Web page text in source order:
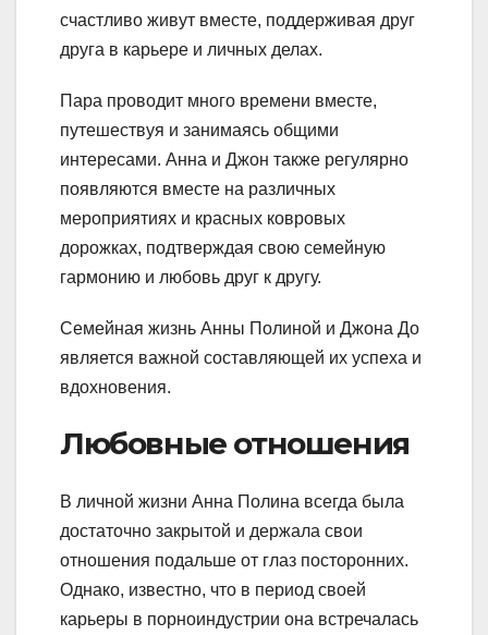
счастливо живут вместе, поддерживая друг
друга в карьере и личных делах.
Пара проводит много времени вместе,
путешествуя и занимаясь общими
интересами. Анна и Джон также регулярно
появляются вместе на различных
мероприятиях и красных ковровых
дорожках, подтверждая свою семейную
гармонию и любовь друг к другу.
Семейная жизнь Анны Полиной и Джона До
является важной составляющей их успеха и
вдохновения.
Любовные отношения
В личной жизни Анна Полина всегда была
достаточно закрытой и держала свои
отношения подальше от глаз посторонних.
Однако, известно, что в период своей
карьеры в порноиндустрии она встречалась